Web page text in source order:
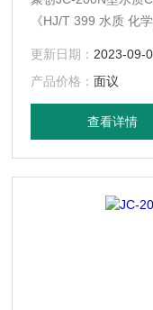
《HJ/T 399 水质 化
表水、地下水等一般
应用于环保监测站、
化、造纸、印染、电
更新日期： 2023-09-
产品价格：面议
查看详情